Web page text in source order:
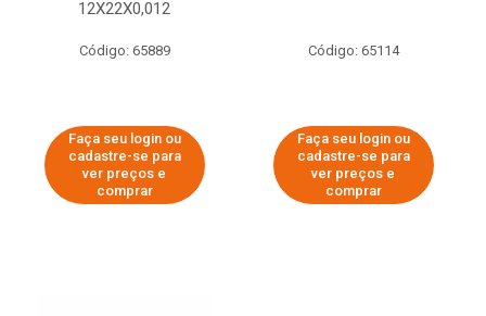
12X22X0,012
Código: 65889
Faça seu login ou
cadastre-se para
ver preços e
comprar
Código: 65114
Faça seu login ou
cadastre-se para
ver preços e
comprar